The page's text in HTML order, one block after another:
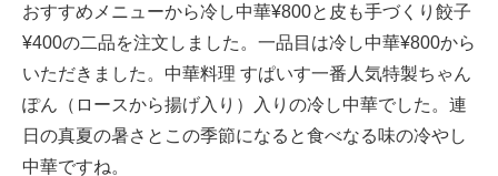
おすすめメニューから冷し中華¥800と皮も手づくり餃子
¥400の二品を注文しました。一品目は冷し中華¥800から
いただきました。中華料理 すぱいす一番人気特製ちゃん
ぽん（ロースから揚げ入り）入りの冷し中華でした。連
日の真夏の暑さとこの季節になると食べなる味の冷やし
中華ですね。